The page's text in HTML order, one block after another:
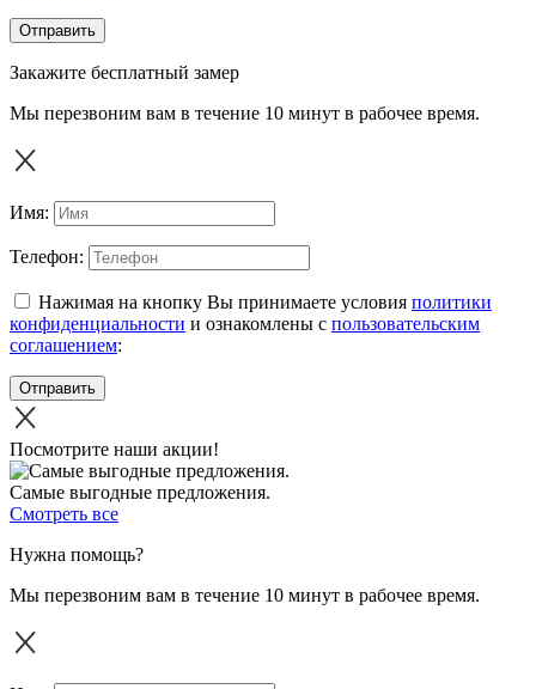
Отправить
Закажите бесплатный замер
Мы перезвоним вам в течение 10 минут в рабочее время.
Имя:
Телефон:
Нажимая на кнопку Вы принимаете условия политики
конфиденциальности и ознакомлены с пользовательским
соглашением:
Отправить
Посмотрите наши акции!
Самые выгодные предложения.
Смотреть все
Нужна помощь?
Мы перезвоним вам в течение 10 минут в рабочее время.